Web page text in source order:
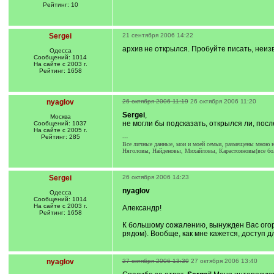
Рейтинг: 10
Sergei
Одесса
Сообщений: 1014
На сайте с 2003 г.
Рейтинг: 1658
21 сентября 2006 14:22
архив не открылся. Пробуйте писать,
nyaglov
Москва
Сообщений: 1037
На сайте с 2005 г.
Рейтинг: 285
26 октября 2006 11:19 26 октября 2006 11:20
Sergei,
не могли бы подсказать, открылся ли,
---
Все личные данные, мои и моей семьи, размещены мною
Няголовы, Найденовы, Михайловы, Карастояновы(все
Sergei
Одесса
Сообщений: 1014
На сайте с 2003 г.
Рейтинг: 1658
26 октября 2006 14:23
nyaglov
Александр!
К большому сожалению, вынужден Вас
рядом). Вообще, как мне кажется, доступ
nyaglov 27 октября 2006 13:39 27 октября 2006 13:40